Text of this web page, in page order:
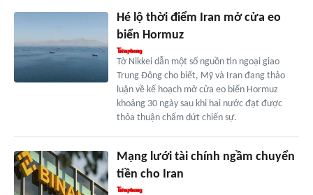
Hé lộ thời điểm Iran mở cửa eo
biển Hormuz
Tờ Nikkei dẫn một số nguồn tin ngoại giao
Trung Đông cho biết, Mỹ và Iran đang thảo
luận về kế hoạch mở cửa eo biển Hormuz
khoảng 30 ngày sau khi hai nước đạt được
thỏa thuận chấm dứt chiến sự.
Mạng lưới tài chính ngầm chuyển
tiền cho Iran